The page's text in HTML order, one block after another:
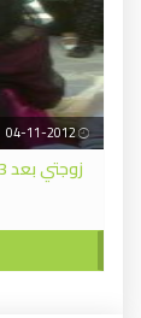
04-11-2012
زوجتي بعد 3 أشهر تنفر مني والحجة العين !